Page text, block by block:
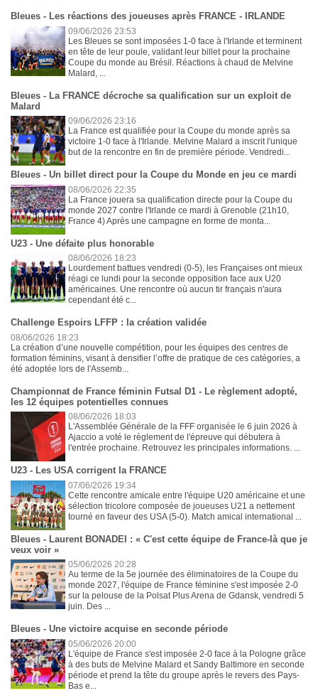
Bleues - Les réactions des joueuses après FRANCE - IRLANDE
09/06/2026 23:53
Les Bleues se sont imposées 1-0 face à l'Irlande et terminent
en tête de leur poule, validant leur billet pour la prochaine
Coupe du monde au Brésil. Réactions à chaud de Melvine
Malard, ...
Bleues - La FRANCE décroche sa qualification sur un exploit de
Malard
09/06/2026 23:16
La France est qualifiée pour la Coupe du monde après sa
victoire 1-0 face à l'Irlande. Melvine Malard a inscrit l'unique
but de la rencontre en fin de première période. Vendredi...
Bleues - Un billet direct pour la Coupe du Monde en jeu ce mardi
08/06/2026 22:35
La France jouera sa qualification directe pour la Coupe du
monde 2027 contre l'Irlande ce mardi à Grenoble (21h10,
France 4) Après une campagne en forme de monta...
U23 - Une défaite plus honorable
08/06/2026 18:23
Lourdement battues vendredi (0-5), les Françaises ont mieux
réagi ce lundi pour la seconde opposition face aux U20
américaines. Une rencontre où aucun tir français n'aura
cependant été c...
Challenge Espoirs LFFP : la création validée
08/06/2026 18:23
La création d’une nouvelle compétition, pour les équipes des centres de
formation féminins, visant à densifier l’offre de pratique de ces catégories, a
été adoptée lors de l'Assemb...
Championnat de France féminin Futsal D1 - Le règlement adopté,
les 12 équipes potentielles connues
08/06/2026 18:03
L'Assemblée Générale de la FFF organisée le 6 juin 2026 à
Ajaccio a voté le règlement de l'épreuve qui débutera à
l'entrée prochaine. Retrouvez les principales informations. ...
U23 - Les USA corrigent la FRANCE
07/06/2026 19:34
Cette rencontre amicale entre l'équipe U20 américaine et une
sélection tricolore composée de joueuses U21 a nettement
tourné en faveur des USA (5-0). Match amical international ...
Bleues - Laurent BONADEI : « C'est cette équipe de France-là que je
veux voir »
05/06/2026 20:28
Au terme de la 5e journée des éliminatoires de la Coupe du
monde 2027, l'équipe de France féminine s'est imposée 2-0
sur la pelouse de la Polsat Plus Arena de Gdansk, vendredi 5
juin. Des ...
Bleues - Une victoire acquise en seconde période
05/06/2026 20:00
L'équipe de France s'est imposée 2-0 face à la Pologne grâce
à des buts de Melvine Malard et Sandy Baltimore en seconde
période et prend la tête du groupe après le revers des Pays-
Bas e...